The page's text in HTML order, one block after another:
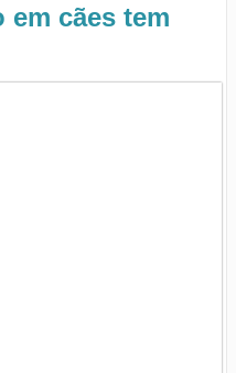
em cães tem